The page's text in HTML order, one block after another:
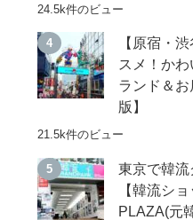
24.5k件のビュー
【原宿・
スメ！か
ランド＆
版】
21.5k件のビュー
東京で韓流
【韓流シ
PLAZA(元